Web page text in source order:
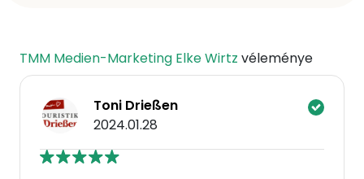
TMM Medien-Marketing Elke Wirtz véleménye
Toni Drießen
2024.01.28